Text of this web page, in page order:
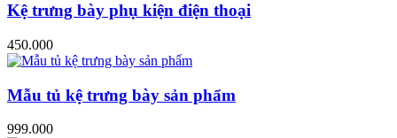
Kệ trưng bày phụ kiện điện thoại
450.000
Mẫu tủ kệ trưng bày sản phẩm
999.000